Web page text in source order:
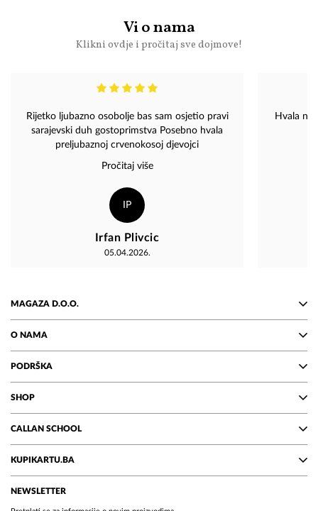
Vi o nama
Klikni ovdje i pročitaj sve dojmove!
Rijetko ljubazno osobolje bas sam osjetio pravi
sarajevski duh gostoprimstva Posebno hvala
preljubaznoj crvenokosoj djevojci
Pročitaj više
IP
Irfan Plivcic
05.04.2026.
Hvala na
MAGAZA D.O.O.
O NAMA
PODRŠKA
SHOP
CALLAN SCHOOL
KUPIKARTU.BA
NEWSLETTER